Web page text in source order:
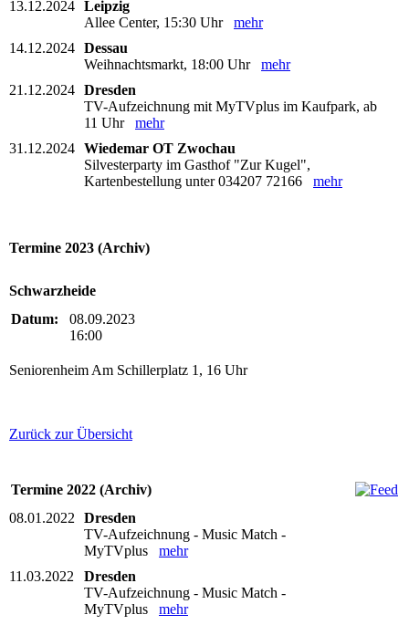
13.12.2024 Leipzig
Allee Center, 15:30 Uhr mehr
14.12.2024 Dessau
Weihnachtsmarkt, 18:00 Uhr mehr
21.12.2024 Dresden
TV-Aufzeichnung mit MyTVplus im Kaufpark, ab
11 Uhr mehr
31.12.2024 Wiedemar OT Zwochau
Silvesterparty im Gasthof "Zur Kugel",
Kartenbestellung unter 034207 72166 mehr
Termine 2023 (Archiv)
Schwarzheide
Datum:
08.09.2023
16:00
Seniorenheim Am Schillerplatz 1, 16 Uhr
Zurück zur Übersicht
Termine 2022 (Archiv)
08.01.2022
Dresden
TV-Aufzeichnung - Music Match -
MyTVplus mehr
11.03.2022
Dresden
TV-Aufzeichnung - Music Match -
MyTVplus mehr